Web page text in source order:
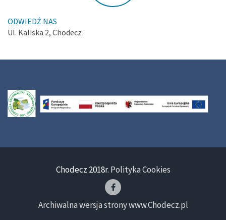
ODWIEDŹ NAS
Ul. Kaliska 2, Chodecz
Chodecz 2018r. Polityka Cookies
Archiwalna wersja strony www.Chodecz.pl